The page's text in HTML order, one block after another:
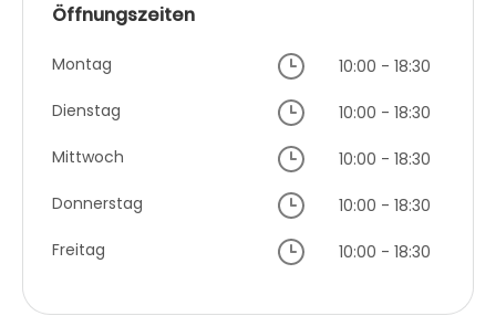
Öffnungszeiten
Montag
10:00 - 18:30
Dienstag
10:00 - 18:30
Mittwoch
10:00 - 18:30
Donnerstag
10:00 - 18:30
Freitag
10:00 - 18:30